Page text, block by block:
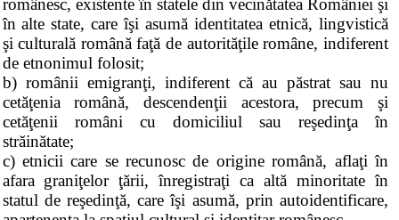
românesc, existente în statele din vecinătatea României şi
în alte state, care îşi asumă identitatea etnică, lingvistică
şi culturală română faţă de autorităţile române, indiferent
de etnonimul folosit;
b) românii emigranţi, indiferent că au păstrat sau nu
cetăţenia română, descendenţii acestora, precum şi
cetăţenii români cu domiciliul sau reşedinţa în
străinătate;
c) etnicii care se recunosc de origine română, aflaţi în
afara graniţelor ţării, înregistraţi ca altă minoritate în
statul de reşedinţă, care îşi asumă, prin autoidentificare,